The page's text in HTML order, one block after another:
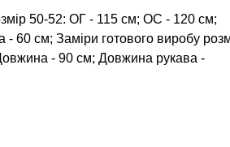
50-52: ОГ - 115 см; ОС - 120 см;
60 см; Заміри готового виробу
- 90 см; Довжина рукава -